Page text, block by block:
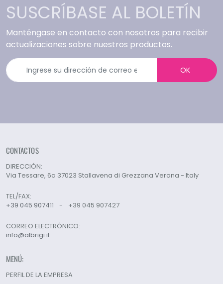
SUSCRÍBASE AL BOLETÍN
Manténgase en contacto con nosotros para recibir
actualizaciones sobre nuestros productos.
OK
CONTACTOS
DIRECCIÓN:
Via Tessare, 6a 37023 Stallavena di Grezzana Verona - Italy
TEL/FAX:
+39 045 907411
- +39 045 907427
CORREO ELECTRÓNICO:
info@albrigi.it
MENÚ:
PERFIL DE LA EMPRESA